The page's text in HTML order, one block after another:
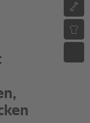
ist